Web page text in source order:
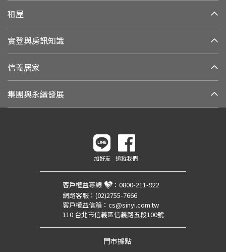
租屋
實登與房訊知識
信義居家
集團與永續發展
加好友 追蹤我們
客戶權益專線 ： 0800-211-922
網路客服： (02)2755-7666
客戶權益信箱： cs@sinyi.com.tw
110 台北市信義區信義路五段100號
門市據點